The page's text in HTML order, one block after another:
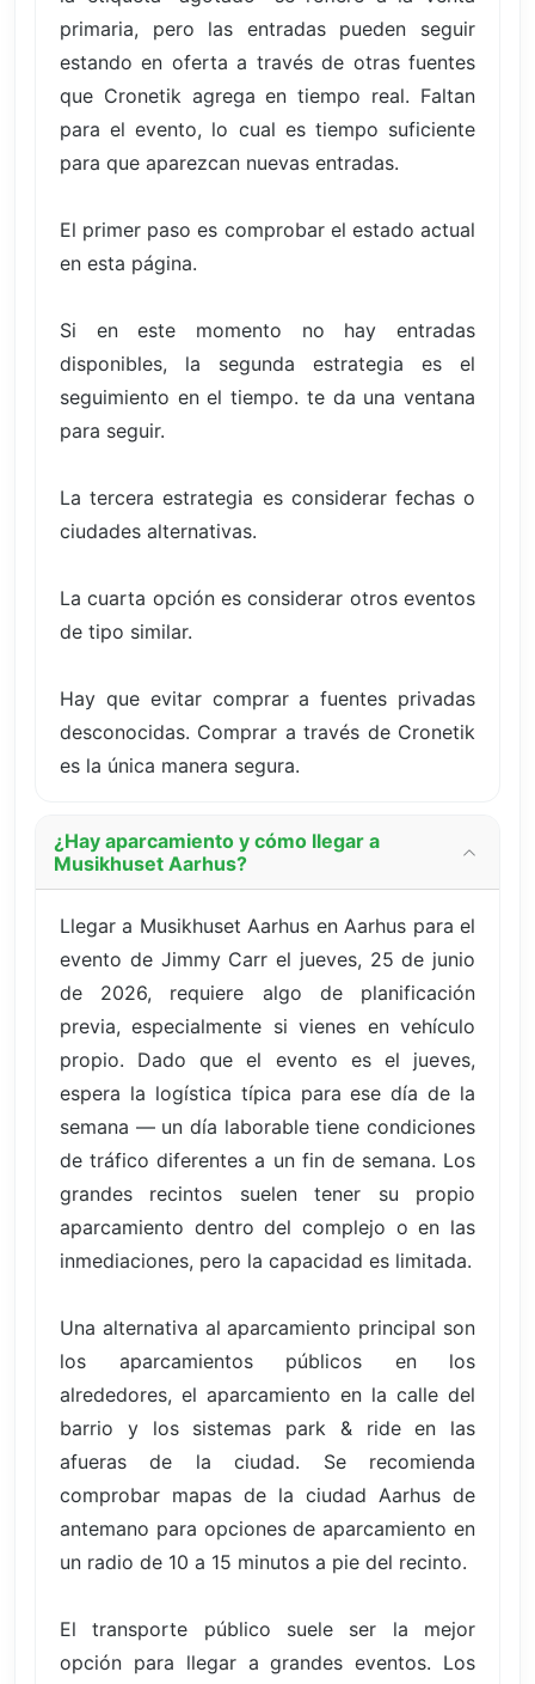
primaria, pero las entradas pueden seguir
estando en oferta a través de otras fuentes
que Cronetik agrega en tiempo real. Faltan
para el evento, lo cual es tiempo suficiente
para que aparezcan nuevas entradas.
El primer paso es comprobar el estado actual
en esta página.
Si en este momento no hay entradas
disponibles, la segunda estrategia es el
seguimiento en el tiempo. te da una ventana
para seguir.
La tercera estrategia es considerar fechas o
ciudades alternativas.
La cuarta opción es considerar otros eventos
de tipo similar.
Hay que evitar comprar a fuentes privadas
desconocidas. Comprar a través de Cronetik
es la única manera segura.
¿Hay aparcamiento y cómo llegar a
Musikhuset Aarhus?
Llegar a Musikhuset Aarhus en Aarhus para el
evento de Jimmy Carr el jueves, 25 de junio
de 2026, requiere algo de planificación
previa, especialmente si vienes en vehículo
propio. Dado que el evento es el jueves,
espera la logística típica para ese día de la
semana — un día laborable tiene condiciones
de tráfico diferentes a un fin de semana. Los
grandes recintos suelen tener su propio
aparcamiento dentro del complejo o en las
inmediaciones, pero la capacidad es limitada.
Una alternativa al aparcamiento principal son
los aparcamientos públicos en los
alrededores, el aparcamiento en la calle del
barrio y los sistemas park & ride en las
afueras de la ciudad. Se recomienda
comprobar mapas de la ciudad Aarhus de
antemano para opciones de aparcamiento en
un radio de 10 a 15 minutos a pie del recinto.
El transporte público suele ser la mejor
opción para llegar a grandes eventos. Los